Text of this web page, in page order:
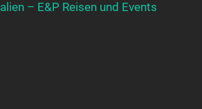
– E&P Reisen und Events